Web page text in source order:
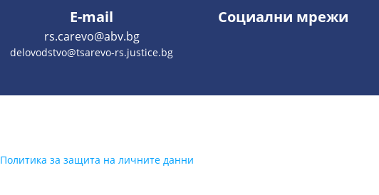
E-mail
rs.carevo@abv.bg
delovodstvo@tsarevo-rs.justice.bg
Социални мрежи
Политика за защита на личните данни